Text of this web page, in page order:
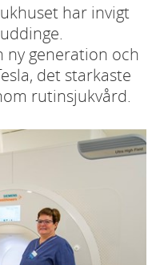
har invigt
ny generation och
det starkaste
rutinsjukvård.